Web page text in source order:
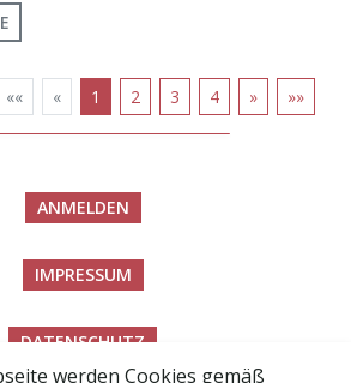
werden Cookies gemäß
«« « 1 2 3 4 » »»
ANMELDEN
IMPRESSUM
DATENSCHUTZ